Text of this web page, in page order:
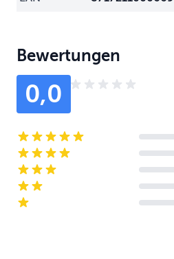
Bewertungen
0,0
5-star reviews
4-star reviews
3-star reviews
2-star reviews
1-star reviews